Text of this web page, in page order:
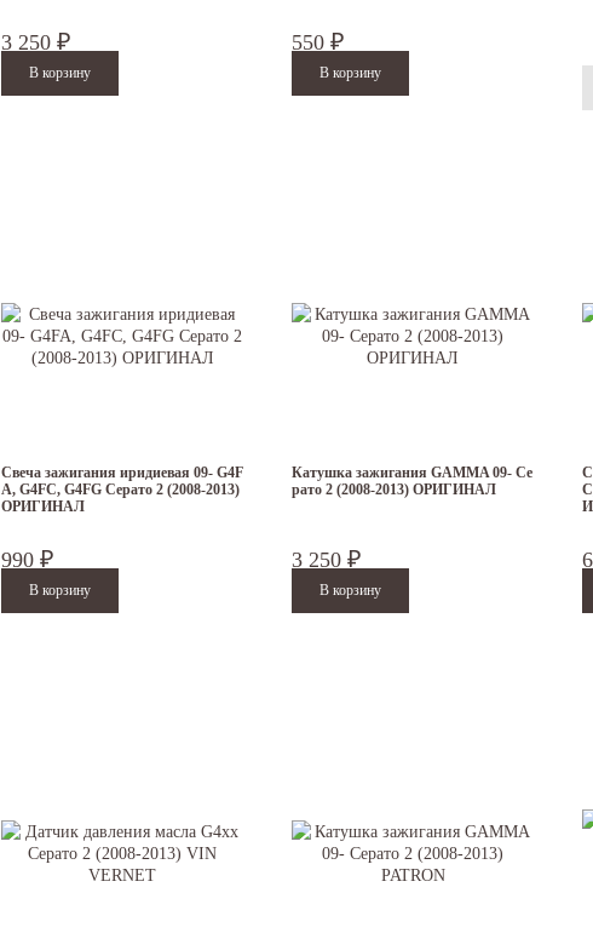
3 250 ₽ 550 ₽
Свеча зажигания иридиевая 09- G4F
A, G4FC, G4FG Серато 2 (2008-2013)
ОРИГИНАЛ
990 ₽
Катушка зажигания GAMMA 09- Се
рато 2 (2008-2013) ОРИГИНАЛ
3 250 ₽